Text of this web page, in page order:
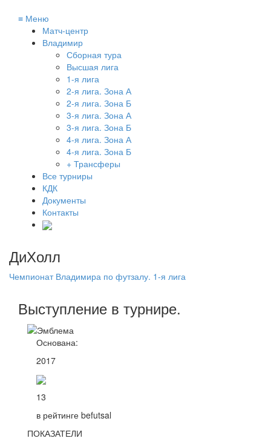
≡ Меню
Матч-центр
Владимир
Сборная тура
Высшая лига
1-я лига
2-я лига. Зона А
2-я лига. Зона Б
3-я лига. Зона А
3-я лига. Зона Б
4-я лига. Зона А
4-я лига. Зона Б
+ Трансферы
Все турниры
КДК
Документы
Контакты
ДиХолл
Чемпионат Владимира по футзалу. 1-я лига
Выступление в турнире.
Основана:
2017
13
в рейтинге befutsal
ПОКАЗАТЕЛИ